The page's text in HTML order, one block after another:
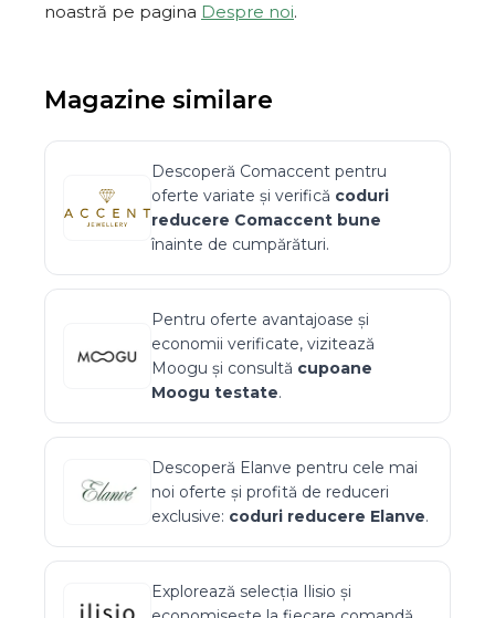
noastră pe pagina Despre noi.
Magazine similare
Descoperă Comaccent pentru
oferte variate și verifică coduri
reducere Comaccent bune
înainte de cumpărături.
Pentru oferte avantajoase și
economii verificate, vizitează
Moogu și consultă cupoane
Moogu testate.
Descoperă Elanve pentru cele mai
noi oferte și profită de reduceri
exclusive: coduri reducere Elanve.
Explorează selecția Ilisio și